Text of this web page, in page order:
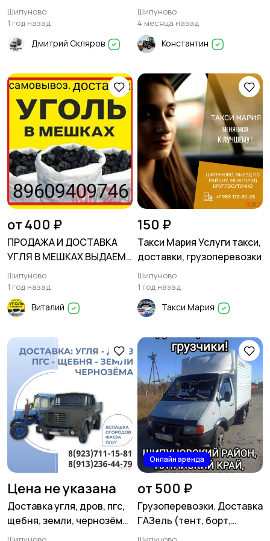
району, краю
Шипуново
1 год назад
Дмитрий Скляров
деревьев
Шипуново
4 месяца назад
Константин
от 400 ₽
ПРОДАЖА И ДОСТАВКА
УГЛЯ В МЕШКАХ ВЫДАЕМ
ДОКУМЕНТЫ
Шипуново
1 год назад
Виталий
150 ₽
Такси Мария Услуги такси,
доставки, грузоперевозки
Шипуново
1 год назад
Такси Мария
Цена не указана
Доставка угля, дров, пгс,
щебня, земли, чернозёма
по Шипуново и
Онлайн аренда
от 500 ₽
Грузоперевозки. Доставка
ГАЗель (тент, борт,
термобудка)